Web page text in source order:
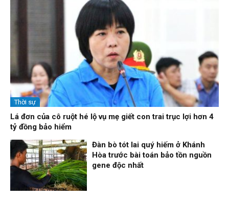
Thời sự
Lá đơn của cô ruột hé lộ vụ mẹ giết con trai trục lợi hơn 4
tỷ đồng bảo hiểm
Thời sự
06/08/26, 19:09
Đàn bò tót lai quý hiếm ở Khánh
Hòa trước bài toán bảo tồn nguồn
gene độc nhất